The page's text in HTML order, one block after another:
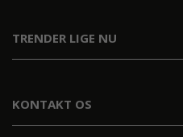
KONTAKT OS
TRENDER LIGE NU